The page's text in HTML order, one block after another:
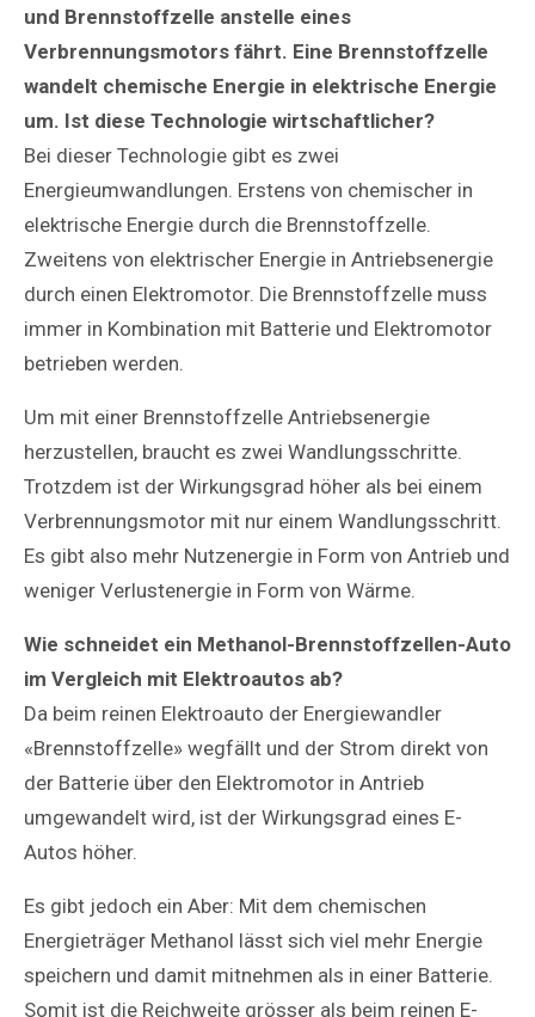
und Brennstoffzelle anstelle eines
Verbrennungsmotors fährt. Eine Brennstoffzelle
wandelt chemische Energie in elektrische Energie
um. Ist diese Technologie wirtschaftlicher?
Bei dieser Technologie gibt es zwei
Energieumwandlungen. Erstens von chemischer in
elektrische Energie durch die Brennstoffzelle.
Zweitens von elektrischer Energie in Antriebsenergie
durch einen Elektromotor. Die Brennstoffzelle muss
immer in Kombination mit Batterie und Elektromotor
betrieben werden.
Um mit einer Brennstoffzelle Antriebsenergie
herzustellen, braucht es zwei Wandlungsschritte.
Trotzdem ist der Wirkungsgrad höher als bei einem
Verbrennungsmotor mit nur einem Wandlungsschritt.
Es gibt also mehr Nutzenergie in Form von Antrieb und
weniger Verlustenergie in Form von Wärme.
Wie schneidet ein Methanol-Brennstoffzellen-Auto
im Vergleich mit Elektroautos ab?
Da beim reinen Elektroauto der Energiewandler
«Brennstoffzelle» wegfällt und der Strom direkt von
der Batterie über den Elektromotor in Antrieb
umgewandelt wird, ist der Wirkungsgrad eines E-
Autos höher.
Es gibt jedoch ein Aber: Mit dem chemischen
Energieträger Methanol lässt sich viel mehr Energie
speichern und damit mitnehmen als in einer Batterie.
Somit ist die Reichweite grösser als beim reinen E-